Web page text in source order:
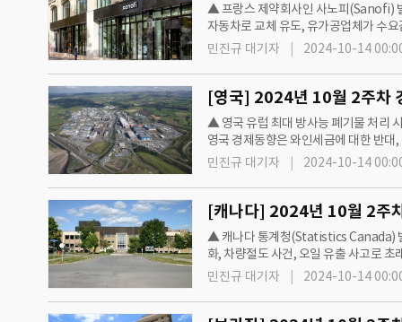
▲ 프랑스 제약회사인 사노피(Sanofi)
자동차로 교체 유도, 유가공업체가 수
을 포함한다. ○ 프랑스 정부는 연소기
민진규 대기자 2024-10-14
▲ 영국 유럽 최대 방사능 폐기물 처리
영국 경제동향은 와인세금에 대한 반
상, 악천후로 농작물 작황의 부진 등을
민진규 대기자 2024-10-14
▲ 캐나다 통계청(Statistics Canada)
화, 차량절도 사건, 오일 유출 사고로
고치를 갱신한 이후 하락세에 접어들
민진규 대기자 2024-10-14